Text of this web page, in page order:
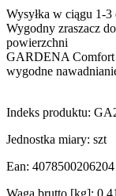
Wysyłka w ciągu 1-
Wygodny zraszacz
powierzchni
GARDENA Comfort
wygodne
Indeks produktu:
Jednostka miary: szt
Ean: 4078500206204